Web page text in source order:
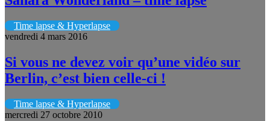
Time lapse & Hyperlapse
vendredi 4 mars 2016
Si vous ne devez voir qu’une vidéo sur
Berlin, c’est bien celle-ci !
Time lapse & Hyperlapse
mercredi 27 octobre 2010